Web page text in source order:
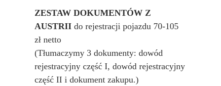
ZESTAW DOKUMENTÓW Z
AUSTRII do rejestracji pojazdu 70-105
zł netto
(Tłumaczymy 3 dokumenty: dowód
rejestracyjny część I, dowód rejestracyjny
część II i dokument zakupu.)